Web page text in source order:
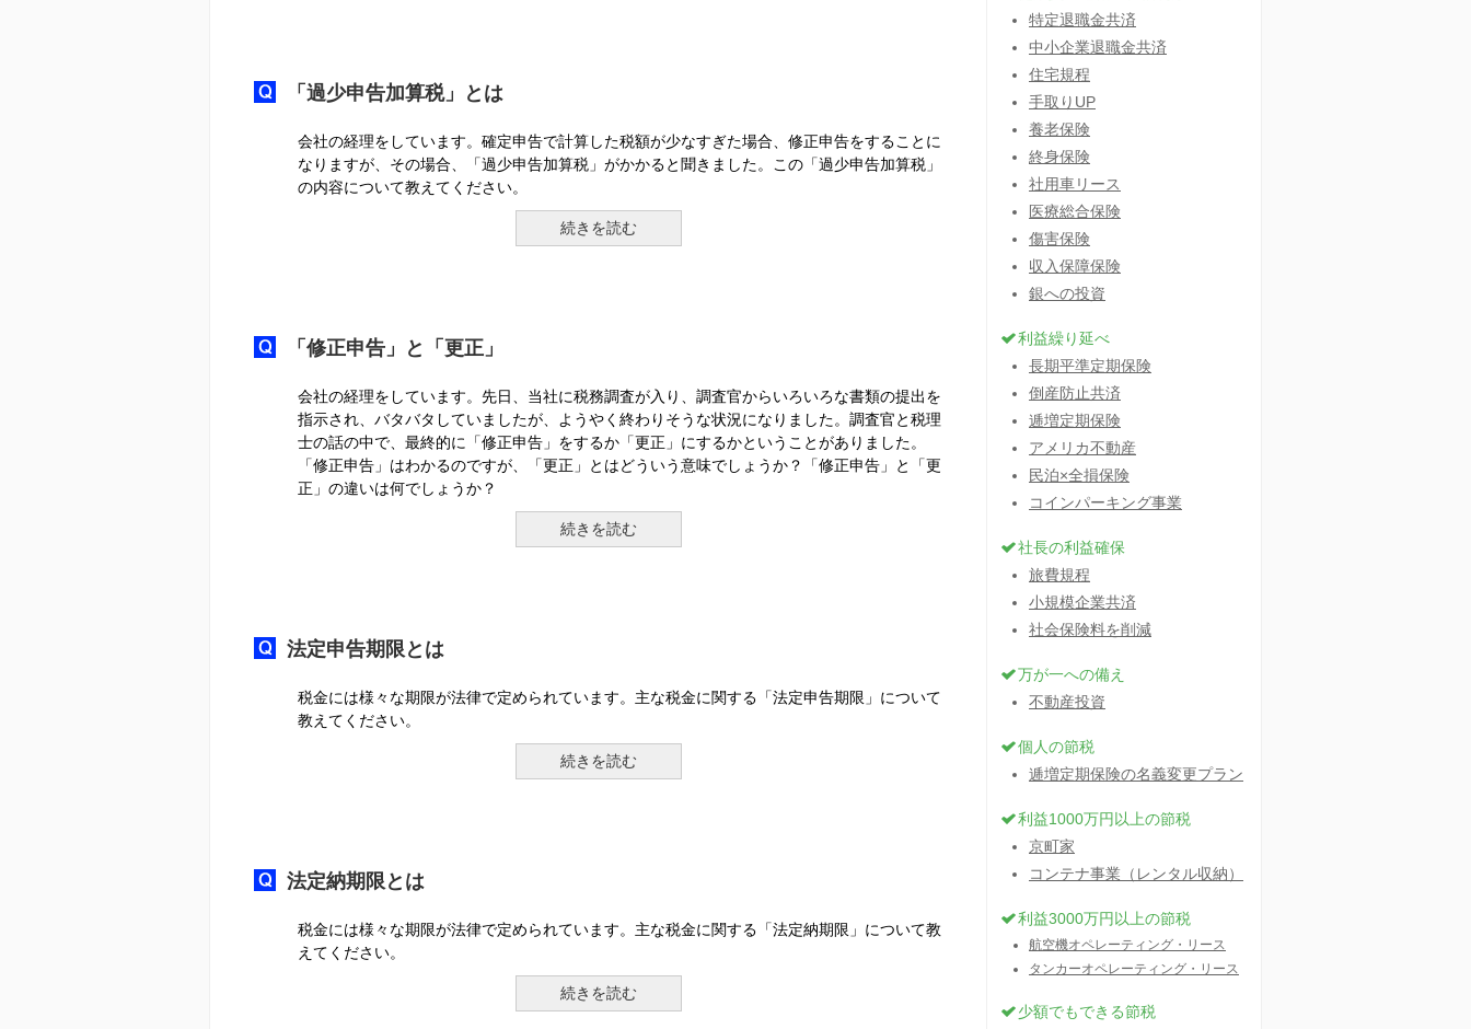
「過少申告加算税」とは
会社の経理をしています。確定申告で計算した税額が少なすぎた場合、修正申告をすることに
なりますが、その場合、「過少申告加算税」がかかると聞きました。この「過少申告加算税」
の内容について教えてください。
続きを読む
「修正申告」と「更正」
会社の経理をしています。先日、当社に税務調査が入り、調査官からいろいろな書類の提出を
指示され、バタバタしていましたが、ようやく終わりそうな状況になりました。調査官と税理
士の話の中で、最終的に「修正申告」をするか「更正」にするかということがありました。
「修正申告」はわかるのですが、「更正」とはどういう意味でしょうか？「修正申告」と「更
正」の違いは何でしょうか？
続きを読む
法定申告期限とは
税金には様々な期限が法律で定められています。主な税金に関する「法定申告期限」について
教えてください。
続きを読む
法定納期限とは
税金には様々な期限が法律で定められています。主な税金に関する「法定納期限」について教
えてください。
続きを読む
特定退職金共済
中小企業退職金共済
住宅規程
手取りUP
養老保険
終身保険
社用車リース
医療総合保険
傷害保険
収入保障保険
銀への投資
利益繰り延べ
長期平準定期保険
倒産防止共済
逓増定期保険
アメリカ不動産
民泊×全損保険
コインパーキング事業
社長の利益確保
旅費規程
小規模企業共済
社会保険料を削減
万が一への備え
不動産投資
個人の節税
逓増定期保険の名義変更プラン
利益1000万円以上の節税
京町家
コンテナ事業（レンタル収納）
利益3000万円以上の節税
航空機オペレーティング・リース
タンカーオペレーティング・リース
少額でもできる節税